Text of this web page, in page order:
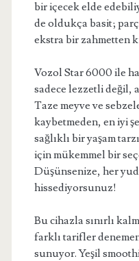
bir içecek elde
de oldukça basit;
ekstra bir zahmetten
Vozol Star 6000 ile
sadece lezzetli değil,
Taze meyve ve
kaybetmeden, en iyi
sağlıklı bir yaşam
için mükemmel bir
Düşünsenize, her
hissediyorsunuz!
Bu cihazla sınırlı
farklı tarifler
sunuyor. Yeşil